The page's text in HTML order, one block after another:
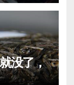
没了，